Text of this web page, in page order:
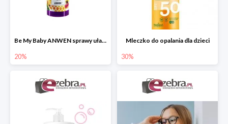
Be My Baby ANWEN sprawy ułatwiający rozczesywanie
20%
Mleczko do opalania dla dzieci
30%